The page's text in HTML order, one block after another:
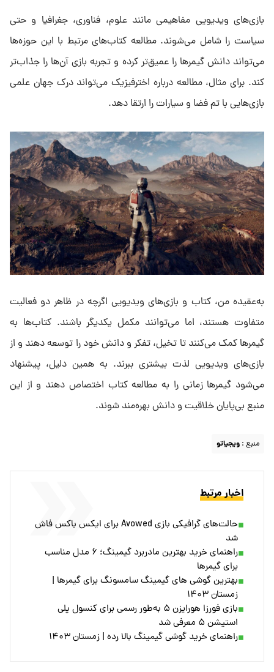
بازی‌های ویدیویی مفاهیمی مانند علوم، فناوری، جغرافیا و حتی
سیاست را شامل می‌شوند. مطالعه کتاب‌های مرتبط با این حوزه‌ها
می‌تواند دانش گیمرها را عمیق‌تر کرده و تجربه بازی آن‌ها را جذاب‌تر
کند. برای مثال، مطالعه درباره اخترفیزیک می‌تواند درک جهان علمی
بازی‌هایی با تم فضا و سیارات را ارتقا دهد.
به‌عقیده من، کتاب و بازی‌های ویدیویی اگرچه در ظاهر دو فعالیت
متفاوت هستند، اما می‌توانند مکمل یکدیگر باشند. کتاب‌ها به
گیمرها کمک می‌کنند تا تخیل، تفکر و دانش خود را توسعه دهند و از
بازی‌های ویدیویی لذت بیشتری ببرند. به همین دلیل، پیشنهاد
می‌شود گیمرها زمانی را به مطالعه کتاب اختصاص دهند و از این
منبع بی‌پایان خلاقیت و دانش بهره‌مند شوند.
منبع : ویجیاتو
اخبار مرتبط
حالت‌های گرافیکی بازی Avowed برای ایکس باکس فاش
شد
راهنمای خرید بهترین مادربرد گیمینگ؛ ۶ مدل مناسب
برای گیمرها
بهترین گوشی های گیمینگ سامسونگ برای گیمرها |
زمستان ۱۴۰۳
بازی فورزا هورایزن ۵ به‌طور رسمی برای کنسول پلی
استیشن ۵ معرفی شد
راهنمای خرید گوشی گیمینگ بالا رده | زمستان ۱۴۰۳